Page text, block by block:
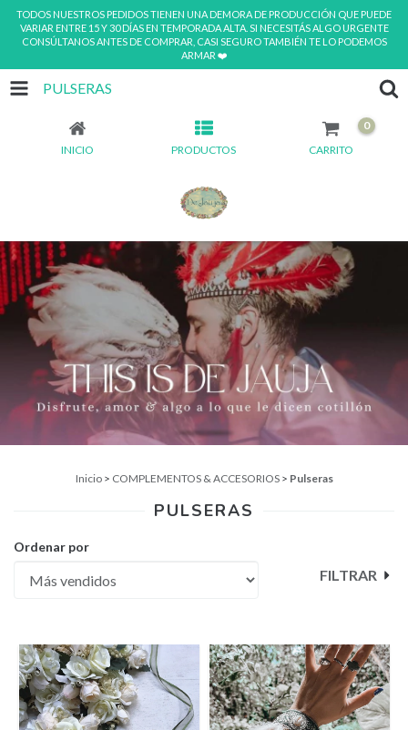
TODOS NUESTROS PEDIDOS TIENEN UNA DEMORA DE PRODUCCIÓN QUE PUEDE
VARIAR ENTRE 15 Y 30 DÍAS EN TEMPORADA ALTA. SI NECESITÁS ALGO URGENTE
CONSÚLTANOS ANTES DE COMPRAR, CASI SEGURO TAMBIÉN TE LO PODEMOS
ARMAR ❤️
PULSERAS
INICIO PRODUCTOS CARRITO
0
Inicio > COMPLEMENTOS & ACCESORIOS > Pulseras
PULSERAS
Ordenar por
FILTRAR